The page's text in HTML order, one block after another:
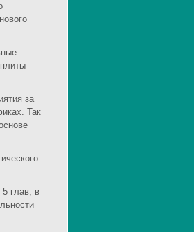
за
Так
5 глав, в